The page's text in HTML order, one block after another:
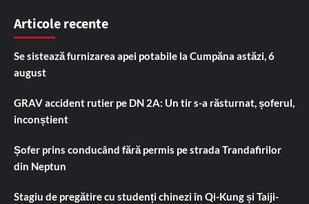
Articole recente
Se sistează furnizarea apei potabile la Cumpăna astăzi, 6
august
GRAV accident rutier pe DN 2A: Un tir s-a răsturnat, șoferul,
inconștient
Șofer prins conducând fără permis pe strada Trandafirilor
din Neptun
Stagiu de pregătire cu studenți chinezi în Qi-Kung și Taiji-